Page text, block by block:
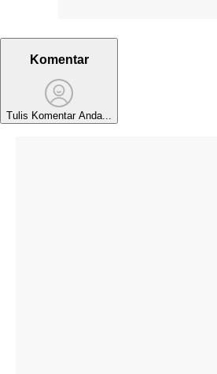
Komentar
Tulis Komentar Anda...